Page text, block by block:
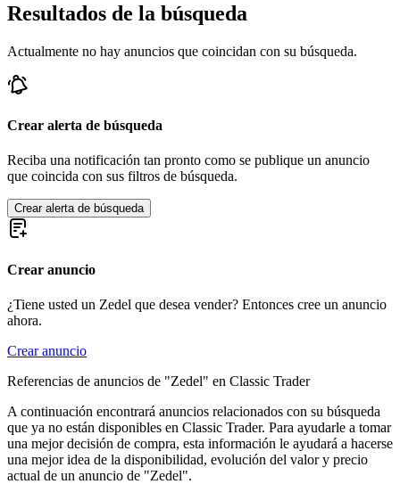
Resultados de la búsqueda
Actualmente no hay anuncios que coincidan con su búsqueda.
Crear alerta de búsqueda
Reciba una notificación tan pronto como se publique un anuncio
que coincida con sus filtros de búsqueda.
Crear alerta de búsqueda
Crear anuncio
¿Tiene usted un Zedel que desea vender? Entonces cree un anuncio
ahora.
Crear anuncio
Referencias de anuncios de "Zedel" en Classic Trader
A continuación encontrará anuncios relacionados con su búsqueda
que ya no están disponibles en Classic Trader. Para ayudarle a tomar
una mejor decisión de compra, esta información le ayudará a hacerse
una mejor idea de la disponibilidad, evolución del valor y precio
actual de un anuncio de "Zedel".